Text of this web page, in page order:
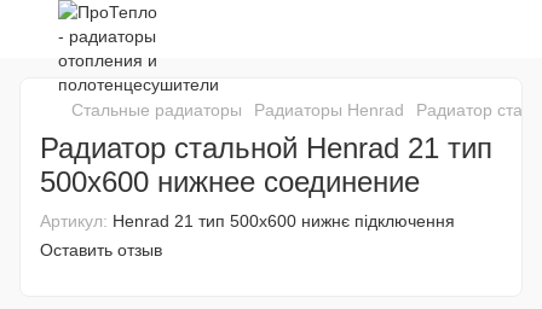
Стальные радиаторы Радиаторы Henrad Радиатор
Радиатор стальной Henrad 21 тип
500х600 нижнее соединение
Артикул: Henrad 21 тип 500х600 нижнє підключення
Оставить отзыв